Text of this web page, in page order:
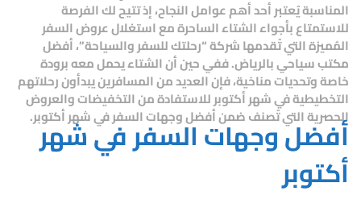
المناسبة يُعتبر أحد أهم عوامل النجاح، إذ تتيح لك الفرصة
للاستمتاع بأجواء الشتاء الساحرة مع استغلال عروض السفر
المُميزة التي تُقدمها شركة “رحلتك للسفر والسياحة”، أفضل
مكتب سياحي بالرياض. ففي حين أن الشتاء يحمل معه برودة
خاصة وتحديات مناخية، فإن العديد من المسافرين يبدأون رحلاتهم
التخطيطية في شهر أكتوبر للاستفادة من التخفيضات والعروض
الحصرية التي تُصنف ضمنأفضل وجهات السفر في شهر أكتوبر. أفضل وجهات السفر في شهر
أكتوبر